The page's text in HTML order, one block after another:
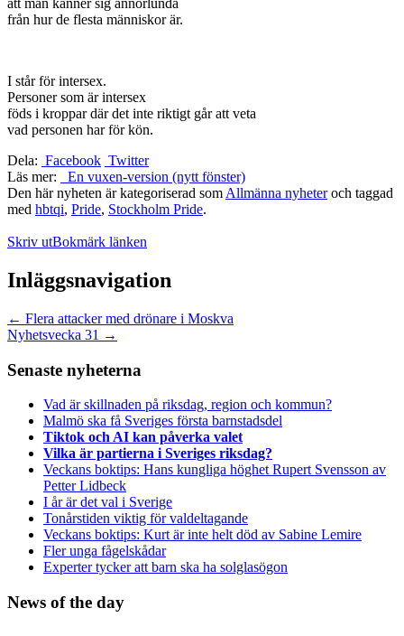
att man känner sig annorlunda
från hur de flesta människor är.
I står för intersex.
Personer som är intersex
föds i kroppar där det inte riktigt går att veta
vad personen har för kön.
Dela: Facebook Twitter
Läs mer:
En vuxen-version (nytt fönster)
Den här nyheten är kategoriserad som Allmänna nyheteroch taggad
med hbtqi, Pride, Stockholm Pride.
Skriv utBokmärk länken
Inläggsnavigation
← Flera attacker med drönare i Moskva
Nyhetsvecka 31 →
Senaste nyheterna
Vad är skillnaden på riksdag, region och kommun?
Malmö ska få Sveriges första barnstadsdel
Tiktok och AI kan påverka valet
Vilka är partierna i Sveriges riksdag?
Veckans boktips: Hans kungliga höghet Rupert Svensson av
Petter Lidbeck
I år är det val i Sverige
Tonårstiden viktig för valdeltagande
Veckans boktips: Kurt är inte helt död av Sabine Lemire
Fler unga fågelskådar
Experter tycker att barn ska ha solglasögon
News of the day